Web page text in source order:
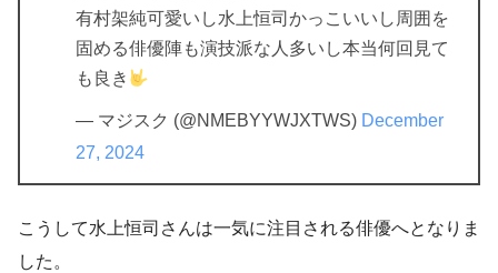
有村架純可愛いし水上恒司かっこいいし周囲を
固める俳優陣も演技派な人多いし本当何回見て
も良き
— マジスク (@NMEBYYWJXTWS) December
27, 2024
こうして水上恒司さんは一気に注目される俳優へとなりま
した。